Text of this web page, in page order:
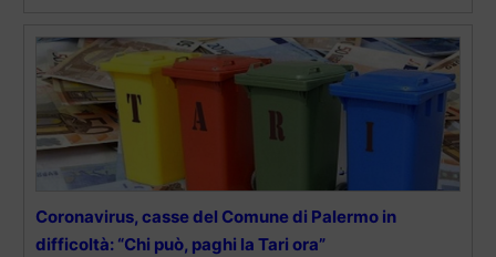
Coronavirus, casse del Comune di Palermo in
difficoltà: “Chi può, paghi la Tari ora”